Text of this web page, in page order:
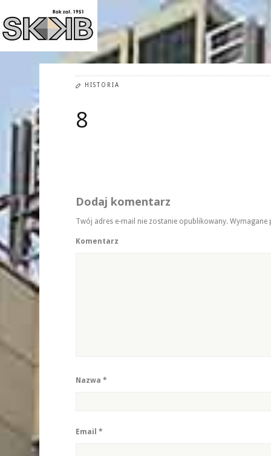
HISTORIA
8
Dodaj komentarz
Twój adres e-mail nie zostanie opublikowany. Wymagane
Komentarz
Nazwa *
Email *